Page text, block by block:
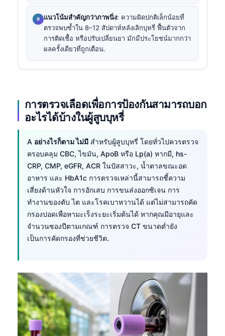
แนวโน้มสำคัญกว่าภาพนิ่ง: ความผิดปกติเล็กน้อยที่
ตรวจพบซ้ำใน 8–12 สัปดาห์หลังเลิกบุหรี่ ฟื้นตัวจาก
การติดเชื้อ หรือปรับเปลี่ยนยา มักมีประโยชน์มากกว่า
ผลครั้งเดียวที่ถูกเตือน.
การตรวจเลือดเพื่อการป้องกันสามารถบอก
อะไรได้บ้างในผู้สูบบุหรี่
A อย่างไรก็ตาม ไม่มี สำหรับผู้สูบบุหรี่ โดยทั่วไปควรตรวจ
ครอบคลุม CBC, ไขมัน, ApoB หรือ Lp(a) หากมี, hs-
CRP, CMP, eGFR, ACR ในปัสสาวะ, น้ำตาลขณะอด
อาหาร และ HbA1c การตรวจเหล่านี้สามารถชี้ความ
เสี่ยงด้านหัวใจ การอักเสบ การขนส่งออกซิเจน การ
ทำงานของตับ ไต และโรคเบาหวานได้ แต่ไม่สามารถคัด
กรองปอดเพื่อหามะเร็งระยะเริ่มต้นได้ หากคุณมีอายุและ
จำนวนซองปีตามเกณฑ์ การตรวจ CT ขนาดต่ำยัง
เป็นการคัดกรองที่ช่วยชีวิต.